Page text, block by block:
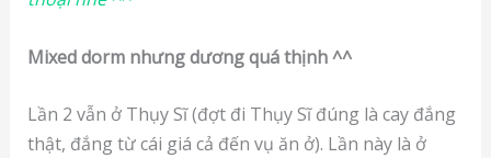
Mixed dorm nhưng dương quá thịnh ^^
Lần 2 vẫn ở Thụy Sĩ (đợt đi Thụy Sĩ đúng là cay đắng
thật, đắng từ cái giá cả đến vụ ăn ở). Lần này là ở